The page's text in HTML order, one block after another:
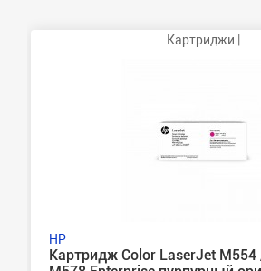
Картриджи |
HP
Картридж Color LaserJet